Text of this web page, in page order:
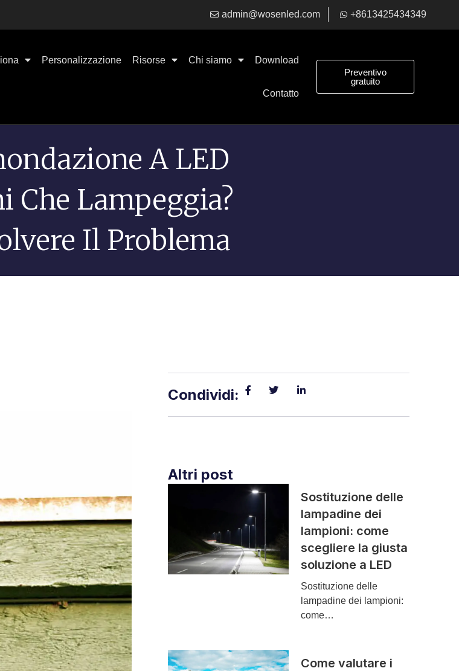
admin@wosenled.com +8613425434349
Personalizzazione Risorse Chi siamo Download
Contatto
Preventivo
gratuito
A LED
Che Lampeggia?
Il Problema
Condividi:
Altri post
Sostituzione delle
lampadine dei
lampioni: come
scegliere la giusta
soluzione a LED
Sostituzione delle
lampadine dei lampioni:
come…
Come valutare i